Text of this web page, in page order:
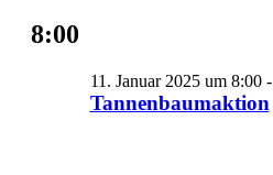
8:00
Tannenbaumaktion
11. Januar 2025 um 8:00-